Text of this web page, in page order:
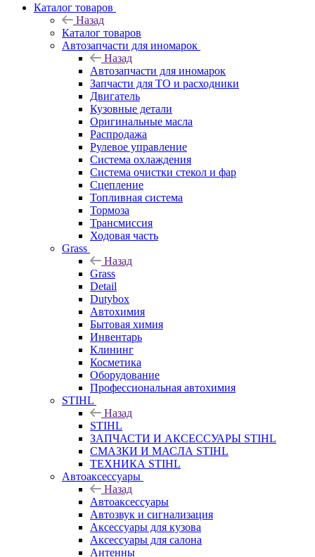
Каталог товаров
Назад
Каталог товаров
Автозапчасти для иномарок
Назад
Автозапчасти для иномарок
Запчасти для ТО и расходники
Двигатель
Кузовные детали
Оригинальные масла
Распродажа
Рулевое управление
Система охлаждения
Система очистки стекол и фар
Сцепление
Топливная система
Тормоза
Трансмиссия
Ходовая часть
Grass
Назад
Grass
Detail
Dutybox
Автохимия
Бытовая химия
Инвентарь
Клининг
Косметика
Оборудование
Профессиональная автохимия
STIHL
Назад
STIHL
ЗАПЧАСТИ И АКСЕССУАРЫ STIHL
СМАЗКИ И МАСЛА STIHL
ТЕХНИКА STIHL
Автоаксессуары
Назад
Автоаксессуары
Автозвук и сигнализация
Аксессуары для кузова
Аксессуары для салона
Антенны